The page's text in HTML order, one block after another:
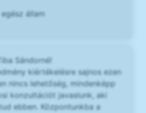
állam
Sándorné!
kiértékelésre sajnos ezen
nincs lehetőség, mindenképp
konzultációt javaslunk, aki
ebben. Központunkba a